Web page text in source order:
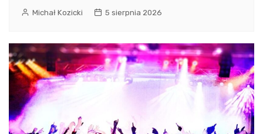
Michał Kozicki 5 sierpnia 2026